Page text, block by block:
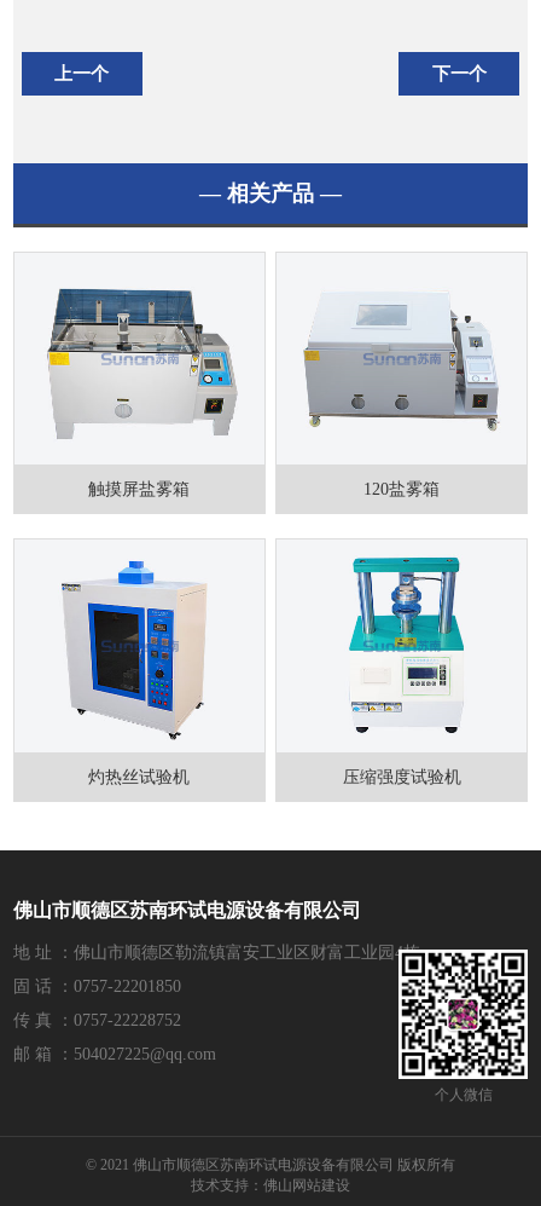
上一个 下一个
— 相关产品 —
触摸屏盐雾箱 120盐雾箱
灼热丝试验机 压缩强度试验机
佛山市顺德区苏南环试电源设备有限公司
地 址 ：佛山市顺德区勒流镇富安工业区财富工业园4栋
固 话 ：0757-22201850
传 真 ：0757-22228752
邮 箱 ：504027225@qq.com
个人微信
© 2021 佛山市顺德区苏南环试电源设备有限公司 版权所有
技术支持： 佛山网站建设